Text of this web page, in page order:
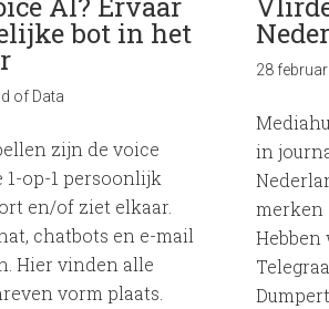
bot in het
of Data
zijn de voice
1-op-1 persoonlijk
en/of ziet elkaar.
chatbots en e-mail
Hier vinden alle
vorm plaats.
28
in
merken
Hebben
Dumpert